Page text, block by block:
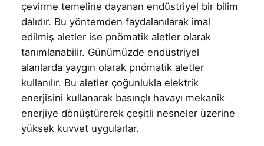
çevirme temeline dayanan endüstriyel bir bilim
dalıdır. Bu yöntemden faydalanılarak imal
edilmiş aletler ise pnömatik aletler olarak
tanımlanabilir. Günümüzde endüstriyel
alanlarda yaygın olarak pnömatik aletler
kullanılır. Bu aletler çoğunlukla elektrik
enerjisini kullanarak basınçlı havayı mekanik
enerjiye dönüştürerek çeşitli nesneler üzerine
yüksek kuvvet uygularlar.